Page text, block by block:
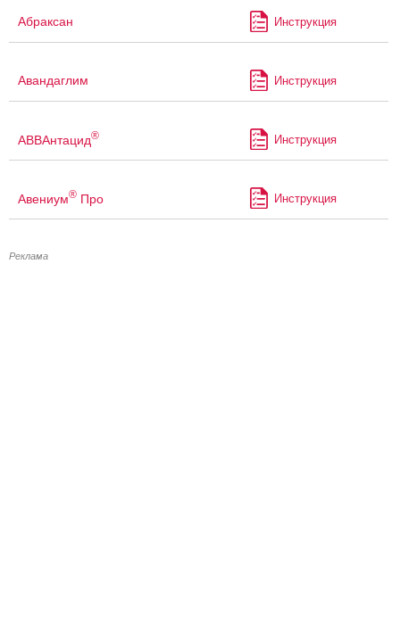
Абраксан Инструкция
Авандаглим Инструкция
АВВАнтацид® Инструкция
Авениум® Про Инструкция
Реклама